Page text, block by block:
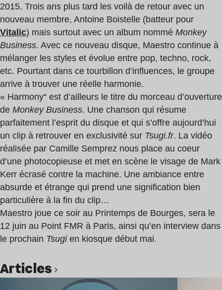
2015. Trois ans plus tard les voilà de retour avec un
nouveau membre, Antoine Boistelle (batteur pour
Vitalic) mais surtout avec un album nommé Monkey
Business. Avec ce nouveau disque, Maestro continue à
mélanger les styles et évolue entre pop, techno, rock,
etc. Pourtant dans ce tourbillon d’influences, le groupe
arrive à trouver une réelle harmonie.
« Harmony“ est d’ailleurs le titre du morceau d’ouverture
de Monkey Business. Une chanson qui résume
parfaitement l’esprit du disque et qui s’offre aujourd’hui
un clip à retrouver en exclusivité sur Tsugi.fr. La vidéo
réalisée par Camille Semprez nous place au coeur
d’une photocopieuse et met en scène le visage de Mark
Kerr écrasé contre la machine. Une ambiance entre
absurde et étrange qui prend une signification bien
particulière à la fin du clip…
Maestro joue ce soir au Printemps de Bourges, sera le
12 juin au Point FMR à Paris, ainsi qu’en interview dans
le prochain Tsugien kiosque début mai.
Articles